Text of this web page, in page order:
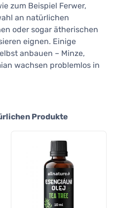
zum Beispiel Ferwer,
an natürlichen
oder sogar ätherischen
eignen. Einige
anbauen – Minze,
wachsen problemlos in
Produkte